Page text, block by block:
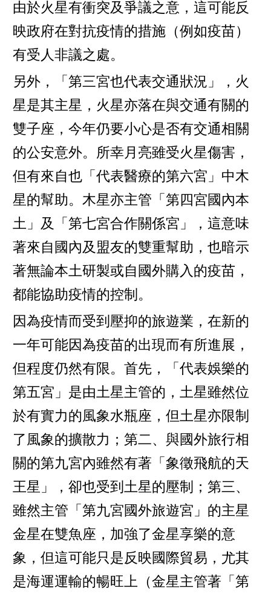
由於火星有衝突及爭議之意，這可能反
映政府在對抗疫情的措施（例如疫苗）
有受人非議之處。
另外，「第三宮也代表交通狀況」，火
星是其主星，火星亦落在與交通有關的
雙子座，今年仍要小心是否有交通相關
的公安意外。所幸月亮雖受火星傷害，
但有來自也「代表醫療的第六宮」中木
星的幫助。木星亦主管「第四宮國內本
土」及「第七宮合作關係宮」，這意味
著來自國內及盟友的雙重幫助，也暗示
著無論本土研製或自國外購入的疫苗，
都能協助疫情的控制。
因為疫情而受到壓抑的旅遊業，在新的
一年可能因為疫苗的出現而有所進展，
但程度仍然有限。首先，「代表娛樂的
第五宮」是由土星主管的，土星雖然位
於有實力的風象水瓶座，但土星亦限制
了風象的擴散力；第二、與國外旅行相
關的第九宮內雖然有著「象徵飛航的天
王星」，卻也受到土星的壓制；第三、
雖然主管「第九宮國外旅遊宮」的主星
金星在雙魚座，加強了金星享樂的意
象，但這可能只是反映國際貿易，尤其
是海運運輸的暢旺上（金星主管著「第